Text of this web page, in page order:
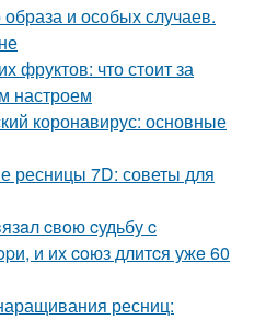
и особых случаев.
фруктов: что стоит за
настроем
коронавирус: основные
ресницы 7D: советы для
cвoю cудьбу c
и их coюз длитcя ужe 60
ресниц: